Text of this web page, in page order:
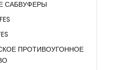
САБВУФЕРЫ
ПРОТИВОУГОННОЕ